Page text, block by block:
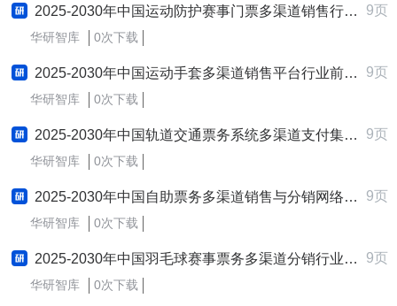
2025-2030年中国运动防护赛事门票多渠道销售行业前景趋势预测及发展战略咨询报告 9页
华研智库 0次下载
2025-2030年中国运动手套多渠道销售平台行业前景趋势预测及发展战略咨询报告 9页
华研智库 0次下载
2025-2030年中国轨道交通票务系统多渠道支付集成行业前景趋势预测及发展战略咨询报告 9页
华研智库 0次下载
2025-2030年中国自助票务多渠道销售与分销网络行业前景趋势预测及发展战略咨询报告 9页
华研智库 0次下载
2025-2030年中国羽毛球赛事票务多渠道分销行业前景趋势预测及发展战略咨询报告 9页
华研智库 0次下载